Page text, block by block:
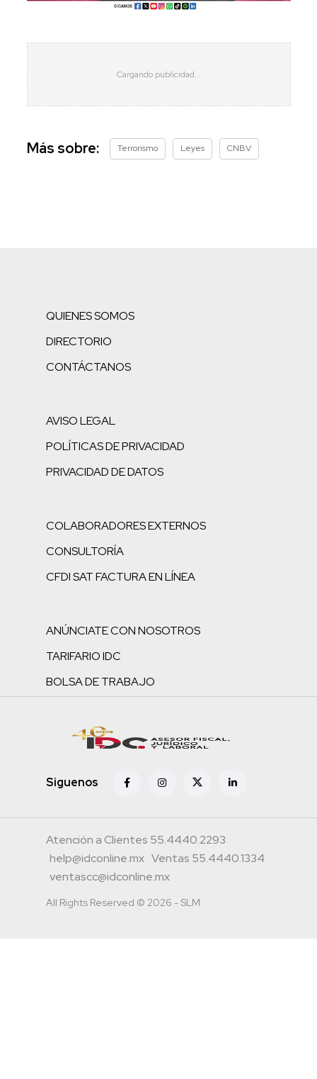
Más sobre: Terrorismo Leyes CNBV
QUIENES SOMOS
DIRECTORIO
CONTÁCTANOS
AVISO LEGAL
POLÍTICAS DE PRIVACIDAD
PRIVACIDAD DE DATOS
COLABORADORES EXTERNOS
CONSULTORÍA
CFDI SAT FACTURA EN LÍNEA
ANÚNCIATE CON NOSOTROS
TARIFARIO IDC
BOLSA DE TRABAJO
Siguenos
Atención a Clientes 55.4440.2293
help@idconline.mx Ventas 55.4440.1334
ventascc@idconline.mx
All Rights Reserved © 2026 - SLM